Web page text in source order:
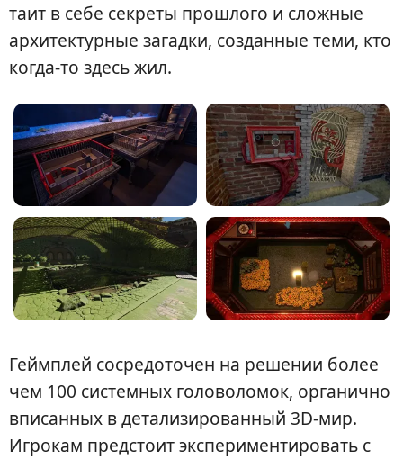
таит в себе секреты прошлого и сложные
архитектурные загадки, созданные теми, кто
когда-то здесь жил.
Геймплей сосредоточен на решении более
чем 100 системных головоломок, органично
вписанных в детализированный 3D-мир.
Игрокам предстоит экспериментировать с